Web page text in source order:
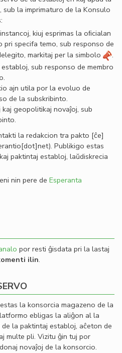
la imprimaturo de la Konsulo
kiuj esprimas la oﬁcialan
specifa temo, sub responso de
markitaj per la simbolo
.
sub responso de membro
ajn utila por la evoluo de
de la subskribinto.
geopolitikaj novaĵoj, sub
la redakcion tra pakto [ĉe]
. Publikigo estas
paktintaj establoj, laŭdiskrecia
nin pere de Esperanta
por resti ĝisdata pri la lastaj
ilin.
estas la konsorcia magazeno de la
ebligas la aliĝon al la
la paktintaj establoj, aĉeton de
multe pli. Vizitu ĝin tuj por
novaĵoj de la konsorcio.